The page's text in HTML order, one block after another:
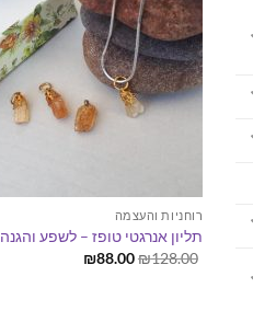
רוחניות והעצמה
תליון אנרגטי טופז – לשפע והגנה
₪128.00
המחיר₪88.00